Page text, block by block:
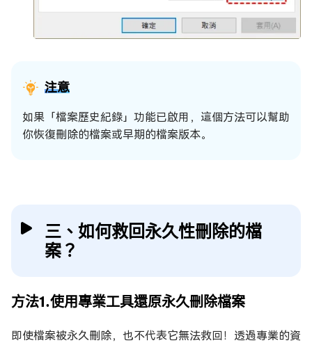
注意
如果「檔案歷史紀錄」功能已啟用，這個方法可以幫助
你恢復刪除的檔案或早期的檔案版本。
三、如何救回永久性刪除的檔
案？
方法1.使用專業工具還原永久刪除檔案
即使檔案被永久刪除，也不代表它無法救回！透過專業的資